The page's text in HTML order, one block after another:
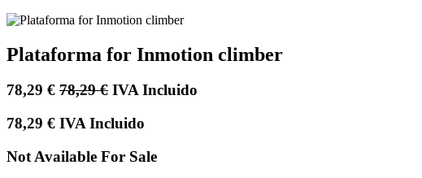
Plataforma for Inmotion climber
78,29 € 78,29€ IVA Incluido
78,29 € IVA Incluido
Not Available For Sale